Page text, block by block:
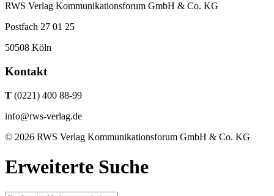
RWS Verlag Kommunikationsforum GmbH & Co. KG
Postfach 27 01 25
50508 Köln
Kontakt
T (0221) 400 88-99
info@rws-verlag.de
© 2026 RWS Verlag Kommunikationsforum GmbH & Co. KG
Erweiterte Suche